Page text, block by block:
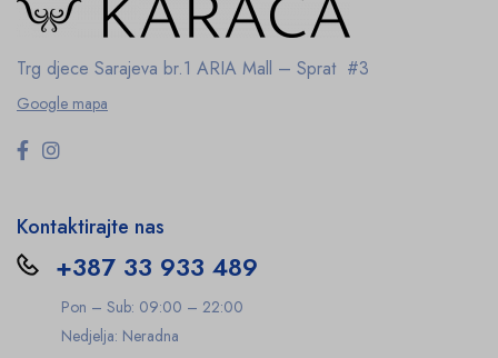
Trg djece Sarajeva br.1 ARIA Mall – Sprat #3
Google mapa
Kontaktirajte nas
+387 33 933 489
Pon – Sub: 09:00 – 22:00
Nedjelja: Neradna